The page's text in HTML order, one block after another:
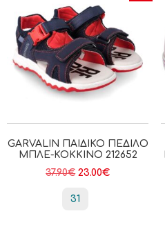
GARVALIN ΠΑΙΔΙΚΌ ΠΈΔΙΛΟ
ΜΠΛΕ-ΚΌΚΚΙΝΟ 212652
37.90€ 23.00€
31